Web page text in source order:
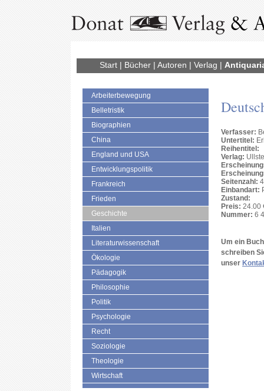
Start | Bücher | Autoren | Verlag |
Arbeiterbewegung
Belletristik
Biographien
China
England und USA
Entwicklungspolitik
Frankreich
Frieden
Geschichte
Italien
Literaturwissenschaft
Ökologie
Pädagogik
Philosophie
Politik
Psychologie
Recht
Soziologie
Theologie
Wirtschaft
Verfasser:
Untertitel:
Reihentitel:
Verlag:
Seitenzahl:
Einbandart:
Zustand:
Preis: 24.00
Nummer: 6
Um ein
schreiben
unser